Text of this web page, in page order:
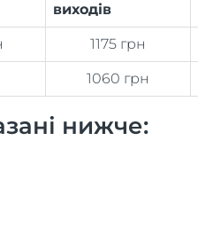
виходів
1175 грн
1060 грн
нижче: